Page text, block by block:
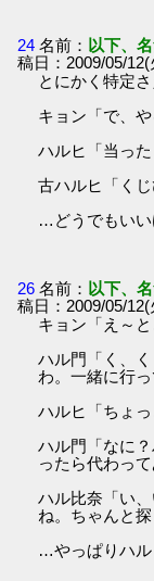
24 名前： 以下、
稿日：2009/05/
とにかく特定
キョン「で、や
ハルヒ「当った
古ハルヒ「くじ
…どうでもいい
26 名前： 以下、
稿日：2009/05/
キョン「え～
ハル門「く、
わ。一緒に行っ
ハルヒ「ちょ
ハル門「なに
ったら代わっ
ハル比奈「い
ね。ちゃんと探
…やっぱりハ